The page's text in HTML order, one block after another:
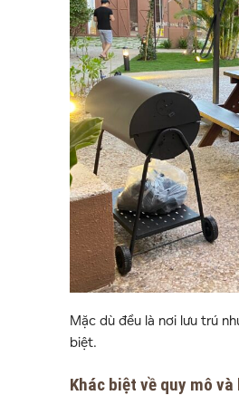
Mặc dù đều là nơi lưu trú
biệt.
Khác biệt về quy mô